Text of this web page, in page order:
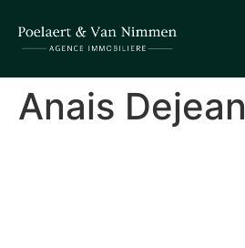
Anais Dejean